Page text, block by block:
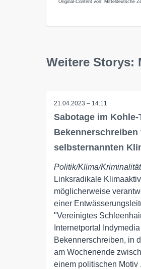
Original-Content von: Mitteldeutsche
Weitere Storys:
21.04.2023 – 14:11
Sabotage im Kohle-
Bekennerschreiben
selbsternannten
Politik/Klima/
Linksradikale
möglicherweise
einer
"Vereinigtes
Internetportal
Bekennerschreiben, in
am Wochenende
einem politischen Motiv